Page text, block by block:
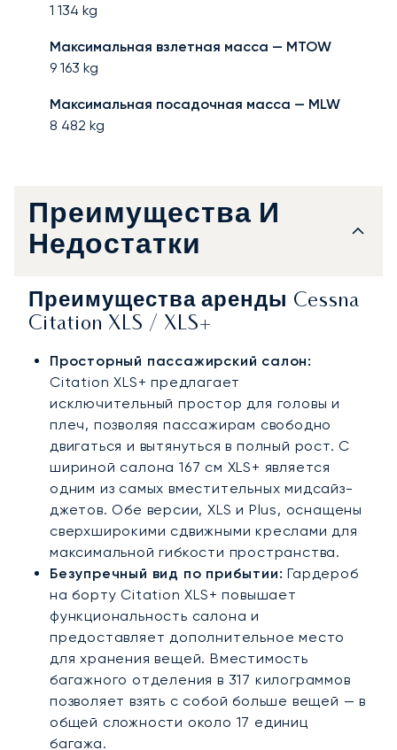
1 134 kg
Максимальная взлетная масса — MTOW
9 163 kg
Максимальная посадочная масса — MLW
8 482 kg
Преимущества И
Недостатки
Преимущества аренды Cessna
Citation XLS / XLS+
Просторный пассажирский салон:
Citation XLS+ предлагает
исключительный простор для головы и
плеч, позволяя пассажирам свободно
двигаться и вытянуться в полный рост. С
шириной салона 167 см XLS+ является
одним из самых вместительных мидсайз-
джетов. Обе версии, XLS и Plus, оснащены
сверхширокими сдвижными креслами для
максимальной гибкости пространства.
Безупречный вид по прибытии: Гардероб
на борту Citation XLS+ повышает
функциональность салона и
предоставляет дополнительное место
для хранения вещей. Вместимость
багажного отделения в 317 килограммов
позволяет взять с собой больше вещей — в
общей сложности около 17 единиц
багажа.